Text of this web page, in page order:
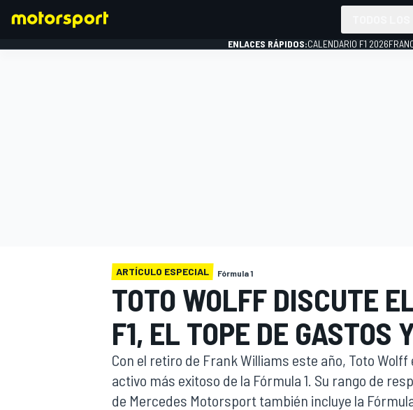
INDYCAR
ENLACES RÁPIDOS:CALENDARIO F1 2026
ARTÍCULO ESPECIAL Fórmula 1
TOTO WOLFF DISCUTE
F1, EL TOPE DE GASTOS
Con el retiro de Frank Williams este año, Toto
activo más exitoso de la Fórmula 1. Su rango de
de Mercedes Motorsport también incluye la